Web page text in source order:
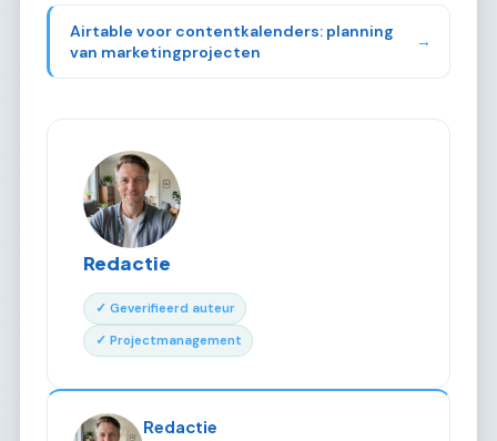
Airtable voor contentkalenders: planning
van marketingprojecten
→
Redactie
✓ Geverifieerd auteur
✓ Projectmanagement
Redactie